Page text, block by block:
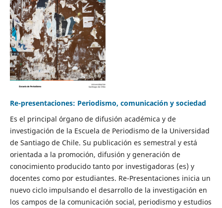
Re-presentaciones: Periodismo, comunicación y sociedad
Es el principal órgano de difusión académica y de
investigación de la Escuela de Periodismo de la Universidad
de Santiago de Chile. Su publicación es semestral y está
orientada a la promoción, difusión y generación de
conocimiento producido tanto por investigadoras (es) y
docentes como por estudiantes. Re-Presentaciones inicia un
nuevo ciclo impulsando el desarrollo de la investigación en
los campos de la comunicación social, periodismo y estudios